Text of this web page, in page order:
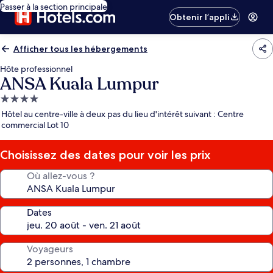
Passer à la section principale
Obtenir l’appli
Afficher tous les hébergements
Hôte professionnel
ANSA Kuala Lumpur
Hébergement
4.0 étoiles
Hôtel au centre-ville à deux pas du lieu d'intérêt suivant : Centre
commercial Lot 10
Choisissez des dates pour voir les prix
Où allez-vous ?
Dates
Voyageurs